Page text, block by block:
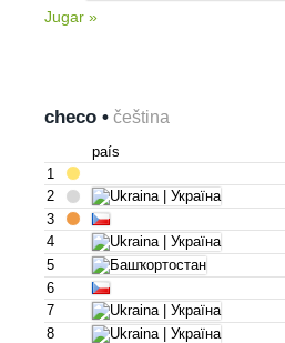
Jugar »
checo • čeština
país
1
2
3
4
5
6
7
8